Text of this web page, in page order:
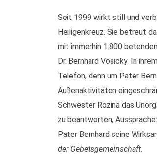
Seit 1999 wirkt still und
Heiligenkreuz. Sie betreut
mit immerhin 1.800
Dr. Bernhard Vosicky. In
Telefon, denn um Pater
Außenaktivitäten
Schwester Rozina das
zu beantworten,
Pater Bernhard seine
der Gebetsgemeinschaft.